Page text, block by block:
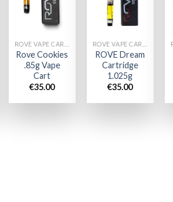
Add to
wishlist
Rove Cookies
.85g Vape
Cart
€35.00
Add to
wishlist
ROVE Dream
Cartridge
1.025g
€35.00